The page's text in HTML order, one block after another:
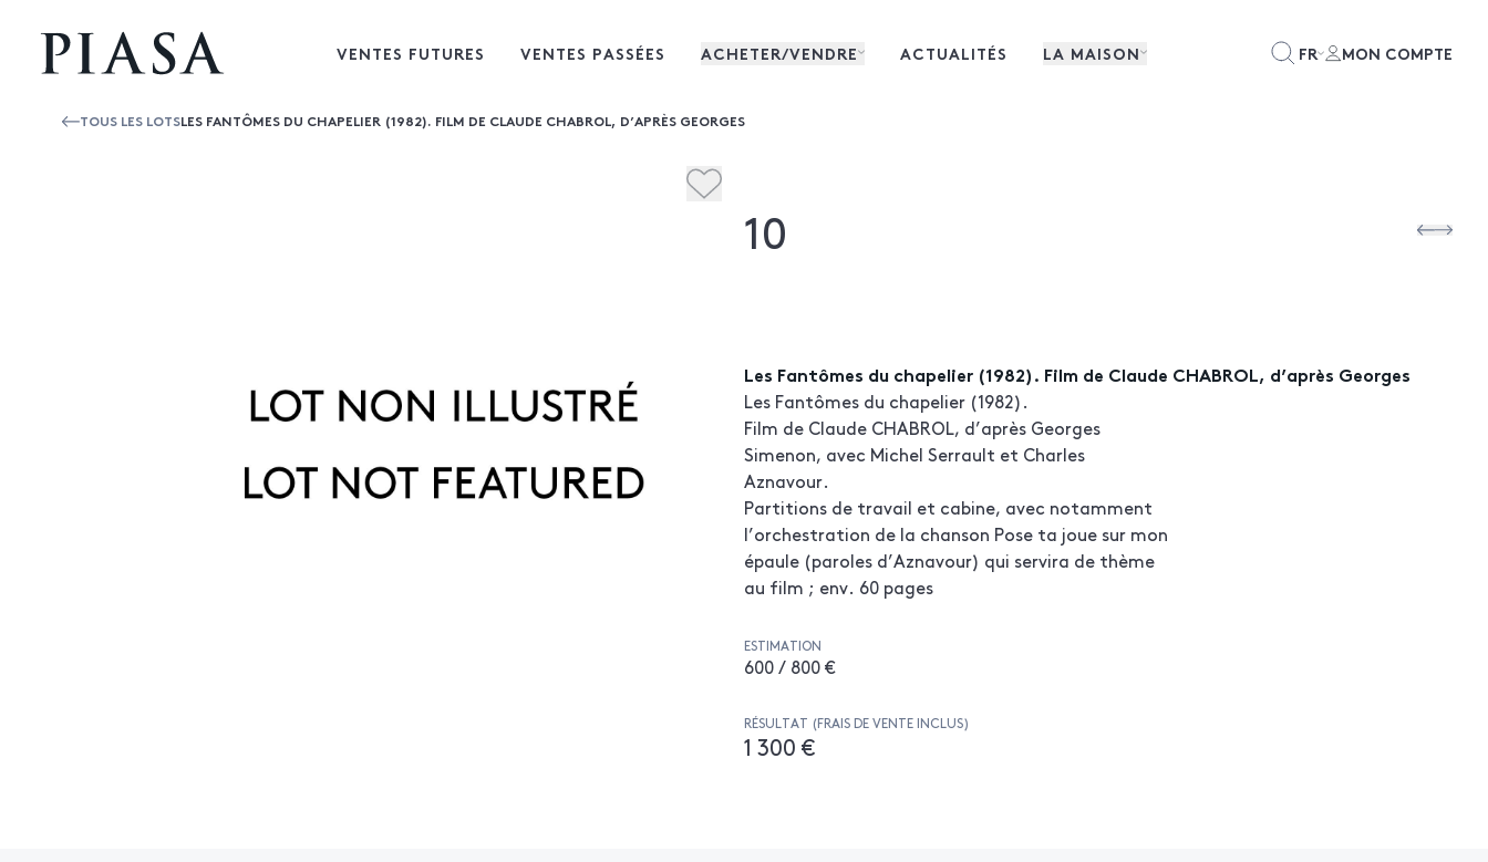
VENTES FUTURES VENTES PASSÉES ACHETER/VENDRE ACTUALITÉS LA MAISON FR MON COMPTE
TOUS LES LOTSLES FANTÔMES DU CHAPELIER (1982). FILM DE CLAUDE CHABROL, D’APRÈS GEORGES
10
Les Fantômes du chapelier (1982). Film de Claude CHABROL, d’après Georges
Les Fantômes du chapelier (1982).
Film de Claude CHABROL, d’après Georges
Simenon, avec Michel Serrault et Charles
Aznavour.
Partitions de travail et cabine, avec notamment
l’orchestration de la chanson Pose ta joue sur mon
épaule (paroles d’Aznavour) qui servira de thème
au film ; env. 60 pages
ESTIMATION
600 / 800 €
RÉSULTAT (FRAIS DE VENTE INCLUS)
1 300 €